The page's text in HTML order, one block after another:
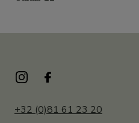
+32 (0)81 61 23 20